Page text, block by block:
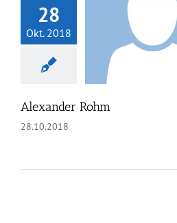
28
Okt. 2018
Rohm
Alexander Rohm
28.10.2018